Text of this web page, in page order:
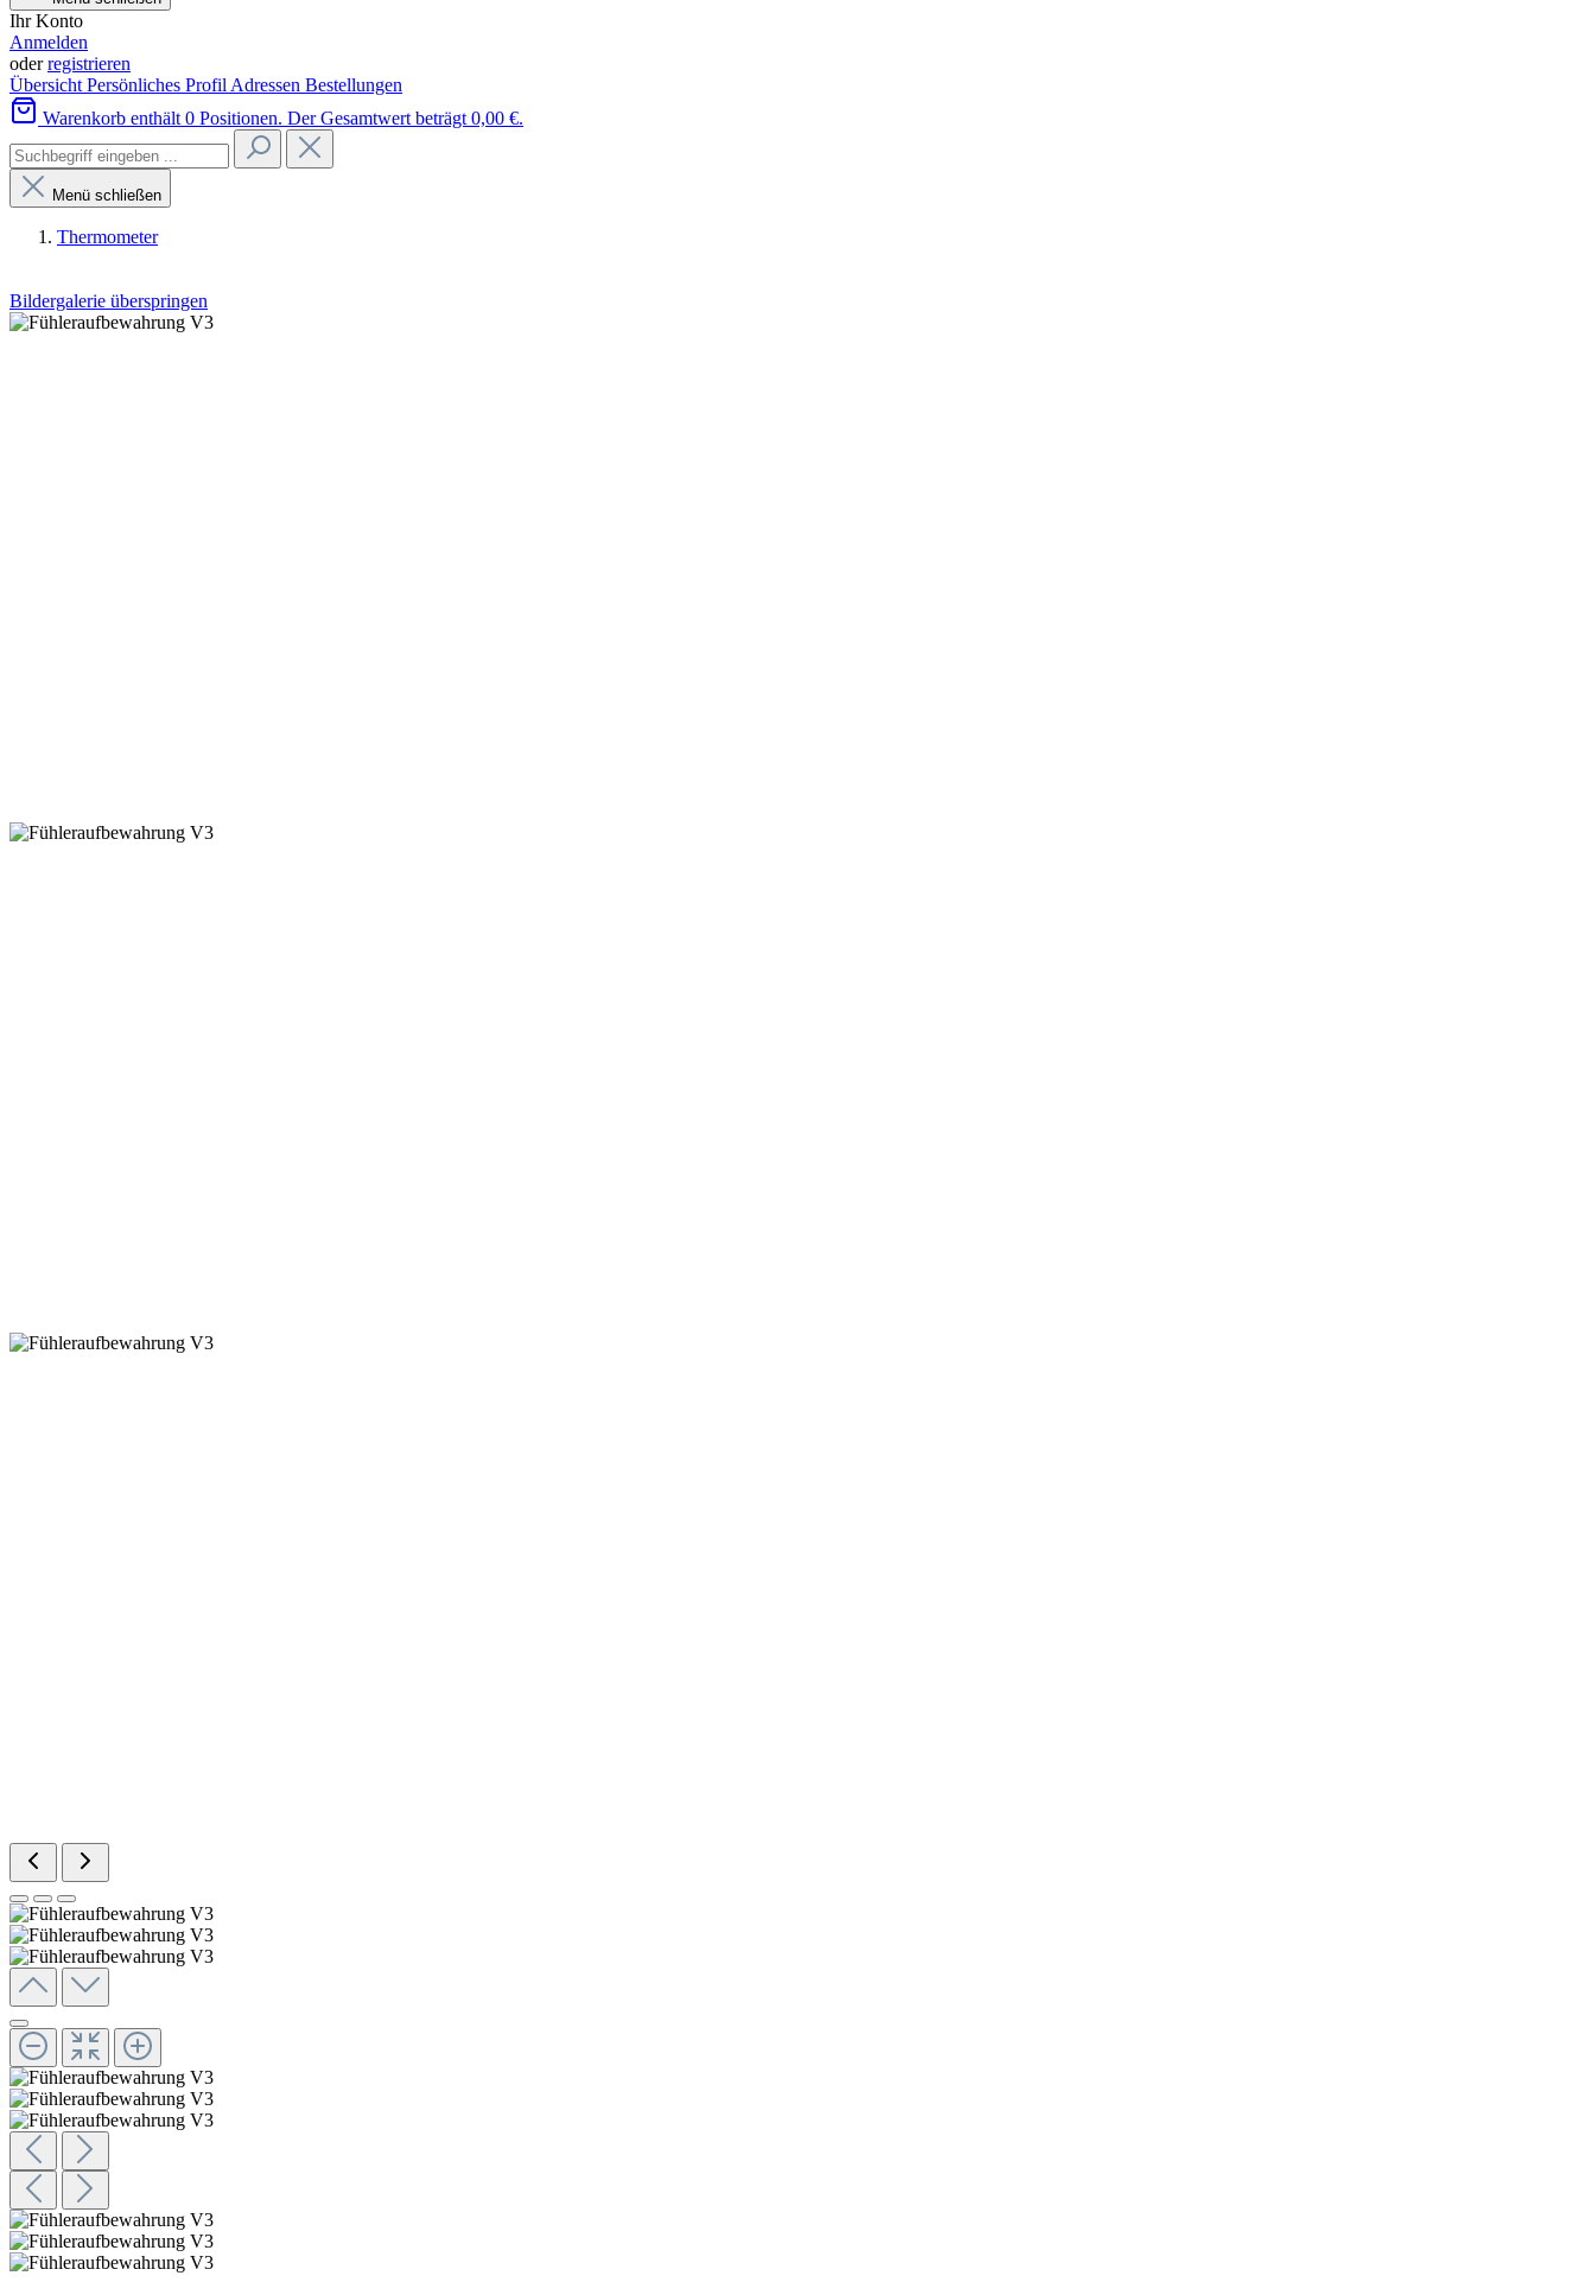
Ihr Konto
Anmelden
oderregistrieren
Übersicht Persönliches Profil Adressen Bestellungen
Warenkorb enthält 0 Positionen. Der Gesamtwert beträgt 0,00 €.
Menü schließen
Thermometer
Bildergalerie überspringen